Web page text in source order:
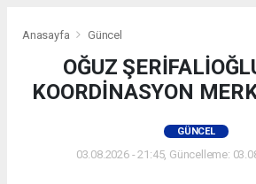
Anasayfa Güncel
OĞUZ
KOORDİNASYON
GÜNCEL
03.08.2026 - 21:45, Güncelleme: